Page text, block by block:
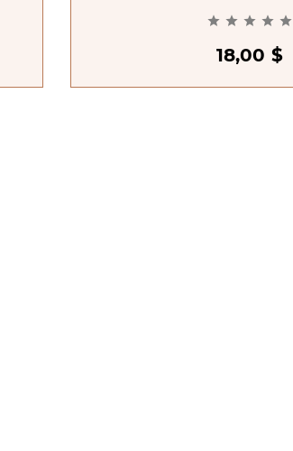
Teachers]
    
18,00 $